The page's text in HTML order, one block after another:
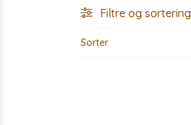
Filtre og sortering
Sorter